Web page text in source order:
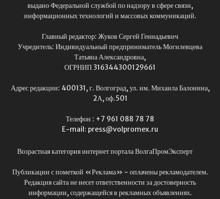
выдано Федеральной службой по надзору в сфере связи,
информационных технологий и массовых коммуникаций.
Главный редактор: Жуков Сергей Геннадьевич
Учредитель: Индивидуальный предприниматель Могилевцева
Татьяна Александровна,
ОГРНИП 316344300129661
Адрес редакции: 400131, г. Волгоград, ул. им. Михаила Балонина,
2А, оф.501
Телефон : +7 961 088 78 78
E-mail: press@volpromex.ru
Возрастная категория интернет портала ВолгаПромЭксперт
Публикации с пометкой «Реклама» - оплачены рекламодателем.
Редакция сайта не несет ответственности за достоверность
информации, содержащейся в рекламных объявлениях.